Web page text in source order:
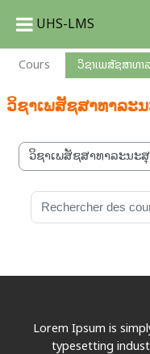
Passer au contenu principal
UHS-LMS
Cours ວິຊາເພສັຊສາທາ
ວິຊາເພສັຊສາທາລະ
Catégories de cours
Rechercher des
Lorem Ipsum is
typesetting